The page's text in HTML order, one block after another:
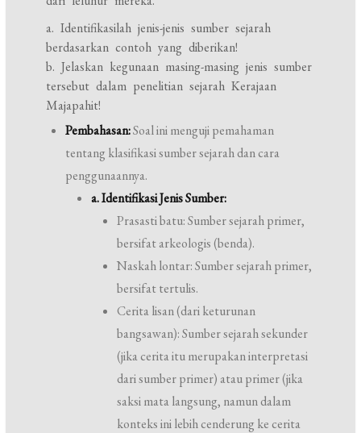
a. Identifikasilah jenis-jenis sumber sejarah
berdasarkan contoh yang diberikan!
b. Jelaskan kegunaan masing-masing jenis sumber
tersebut dalam penelitian sejarah Kerajaan
Majapahit!
Pembahasan:Soal ini menguji pemahaman
tentang klasifikasi sumber sejarah dan cara
penggunaannya.
a. Identifikasi Jenis Sumber:
Prasasti batu: Sumber sejarah primer,
bersifat arkeologis (benda).
Naskah lontar: Sumber sejarah primer,
bersifat tertulis.
Cerita lisan (dari keturunan
bangsawan): Sumber sejarah sekunder
(jika cerita itu merupakan interpretasi
dari sumber primer) atau primer (jika
saksi mata langsung, namun dalam
konteks ini lebih cenderung ke cerita